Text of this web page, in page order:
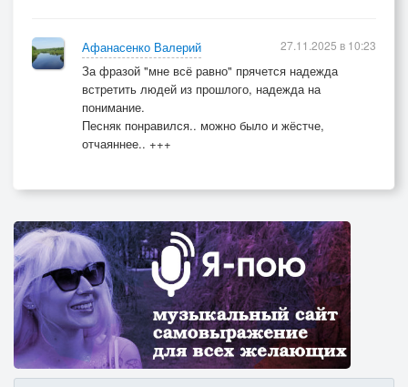
Афанасенко Валерий
За фразой "мне всё равно" прячется надежда
встретить людей из прошлого, надежда на
понимание.
Песняк понравился.. можно было и жёстче,
отчаяннее.. +++
27.11.2025 в 10:23